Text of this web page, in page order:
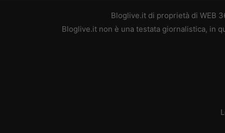
Bloglive.it di proprietà di WEB
Bloglive.it non è una testata giornalistica, in